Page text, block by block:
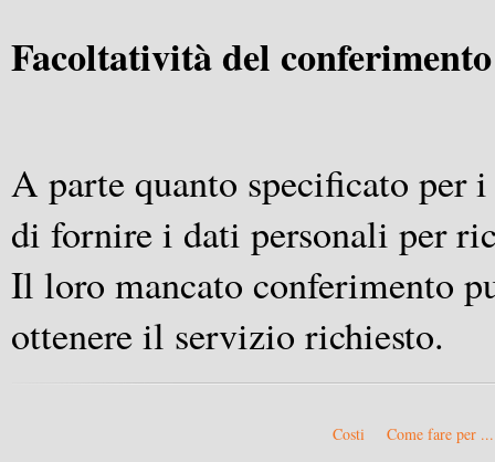
Facoltatività del
A parte quanto specificato per
di fornire i dati personali per
Il loro mancato conferimento
ottenere il servizio richiesto.
Come fare per
Costi